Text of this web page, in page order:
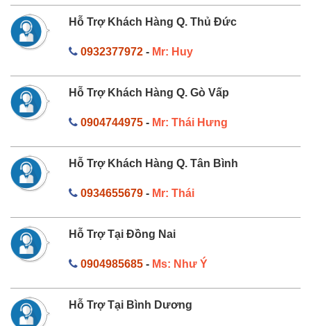
Hỗ Trợ Khách Hàng Q. Thủ Đức
0932377972- Mr: Huy
Hỗ Trợ Khách Hàng Q. Gò Vấp
0904744975- Mr: Thái Hưng
Hỗ Trợ Khách Hàng Q. Tân Bình
0934655679- Mr: Thái
Hỗ Trợ Tại Đồng Nai
0904985685- Ms: Như Ý
Hỗ Trợ Tại Bình Dương